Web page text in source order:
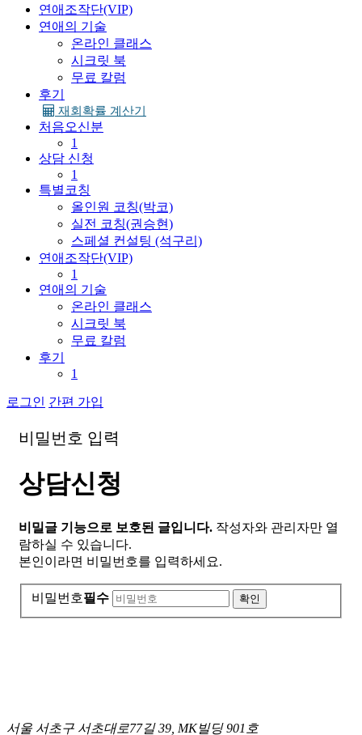
연애조작단(VIP)
연애의 기술
온라인 클래스
시크릿 북
무료 칼럼
후기
재회확률 계산기
처음오신분
1
상담 신청
1
특별코칭
올인원 코칭(박코)
실전 코칭(권승현)
스페셜 컨설팅 (석구리)
연애조작단(VIP)
1
연애의 기술
온라인 클래스
시크릿 북
무료 칼럼
후기
1
로그인 간편 가입
비 밀 번 호 입 력
상담신청
비밀글 기능으로 보호된 글입니다. 작성자와 관리자만 열
람하실 수 있습니다.
본인이라면 비밀번호를 입력하세요.
비밀번호필수
서울 서초구 서초대로77길 39, MK빌딩 901호